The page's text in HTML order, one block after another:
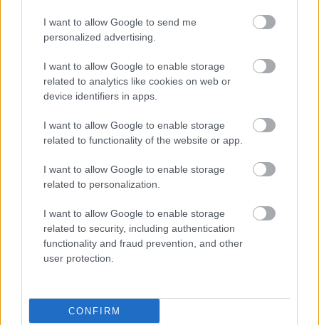
I want to allow Google to send me
personalized advertising.
I want to allow Google to enable storage
related to analytics like cookies on web or
device identifiers in apps.
I want to allow Google to enable storage
related to functionality of the website or app.
I want to allow Google to enable storage
related to personalization.
I want to allow Google to enable storage
related to security, including authentication
functionality and fraud prevention, and other
user protection.
CONFIRM
Stal Rzeszów CLJ vs. Polonia Warszawa CLJ - relacja, wynik na
żywo, transmisja
Wynik meczu Stal Rzeszów CLJ - Polonia Warszawa CLJ znajdziesz na
naszej stronie zaraz po jego zakończeniu. Jeżeli szukasz informacji
meczowych, zajrzyj tutaj:Stal Rzeszów CLJ vs. Polonia Warszawa CLJ -
wynik, składy, strzelcy
Jeżeli w internecie lub TV dostępna jest
albo innych spotkań
Centralna Liga Juniorów na pewno znajdziesz takie informacje na naszym
portalu. Możliwe jednak, że nigdzie nie pojawi się stream online z tego
Asseco Resovia| Developres Rzeszów |ITA TOOLS Stal Mielec
Cellfast Wilki Krosno|Texom Stal Rzeszów|Stal Mielec
Motor Lublin|Stal Rzeszów| Stal Stalowa Wola|Wisła Kraków
Resovia|Wieczysta Kraków